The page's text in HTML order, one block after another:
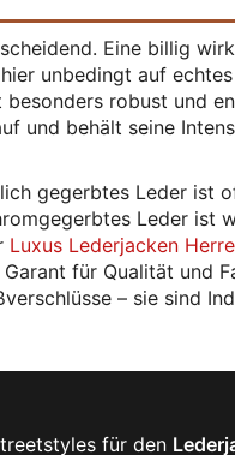
Eine billig
unbedingt auf
robust und
und behält seine
gegerbtes Leder ist
Leder ist
Luxus Lederjacken
für Qualität und
– sie sind
für den